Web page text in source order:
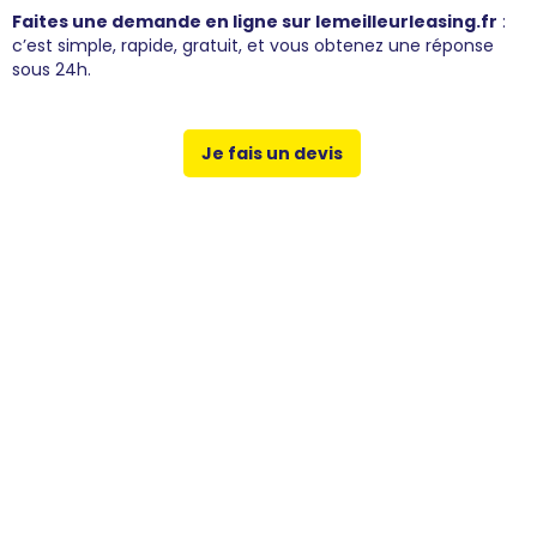
Faites une demande en ligne sur lemeilleurleasing.fr :
c’est simple, rapide, gratuit, et vous obtenez une réponse
sous 24h.
Je fais un devis